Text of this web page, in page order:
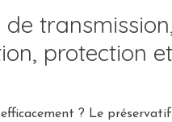
de
protection et
? Le préservatif